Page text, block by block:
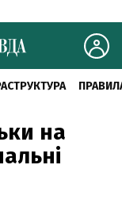
на